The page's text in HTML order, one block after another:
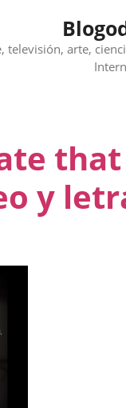
televisión, arte,
y